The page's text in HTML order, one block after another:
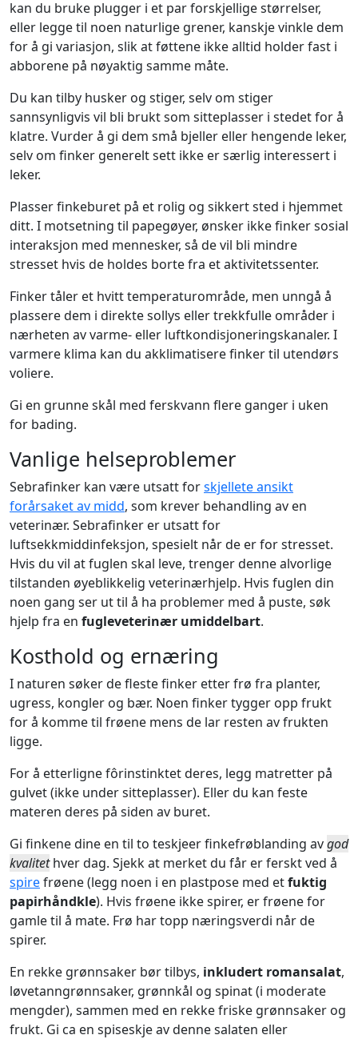
kan du bruke plugger i et par forskjellige størrelser,
eller legge til noen naturlige grener, kanskje vinkle dem
for å gi variasjon, slik at føttene ikke alltid holder fast i
abborene på nøyaktig samme måte.
Du kan tilby husker og stiger, selv om stiger
sannsynligvis vil bli brukt som sitteplasser i stedet for å
klatre. Vurder å gi dem små bjeller eller hengende leker,
selv om finker generelt sett ikke er særlig interessert i
leker.
Plasser finkeburet på et rolig og sikkert sted i hjemmet
ditt. I motsetning til papegøyer, ønsker ikke finker sosial
interaksjon med mennesker, så de vil bli mindre
stresset hvis de holdes borte fra et aktivitetssenter.
Finker tåler et hvitt temperaturområde, men unngå å
plassere dem i direkte sollys eller trekkfulle områder i
nærheten av varme- eller luftkondisjoneringskanaler. I
varmere klima kan du akklimatisere finker til utendørs
voliere.
Gi en grunne skål med ferskvann flere ganger i uken
for bading.
Vanlige helseproblemer
Sebrafinker kan være utsatt forskjellete ansikt
forårsaket av midd, som krever behandling av en
veterinær. Sebrafinker er utsatt for
luftsekkmiddinfeksjon, spesielt når de er for stresset.
Hvis du vil at fuglen skal leve, trenger denne alvorlige
tilstanden øyeblikkelig veterinærhjelp. Hvis fuglen din
noen gang ser ut til å ha problemer med å puste, søk
hjelp fra en fugleveterinær umiddelbart.
Kosthold og ernæring
I naturen søker de fleste finker etter frø fra planter,
ugress, kongler og bær. Noen finker tygger opp frukt
for å komme til frøene mens de lar resten av frukten
ligge.
For å etterligne fôrinstinktet deres, legg matretter på
gulvet (ikke under sitteplasser). Eller du kan feste
materen deres på siden av buret.
Gi finkene dine en til to teskjeer finkefrøblanding avgod
kvalitethver dag. Sjekk at merket du får er ferskt ved å
spirefrøene (legg noen i en plastpose med etfuktig
papirhåndkle). Hvis frøene ikke spirer, er frøene for
gamle til å mate. Frø har topp næringsverdi når de
spirer.
En rekke grønnsaker bør tilbys, inkludert romansalat,
løvetanngrønnsaker, grønnkål og spinat (i moderate
mengder), sammen med en rekke friske grønnsaker og
frukt. Gi ca en spiseskje av denne salaten eller